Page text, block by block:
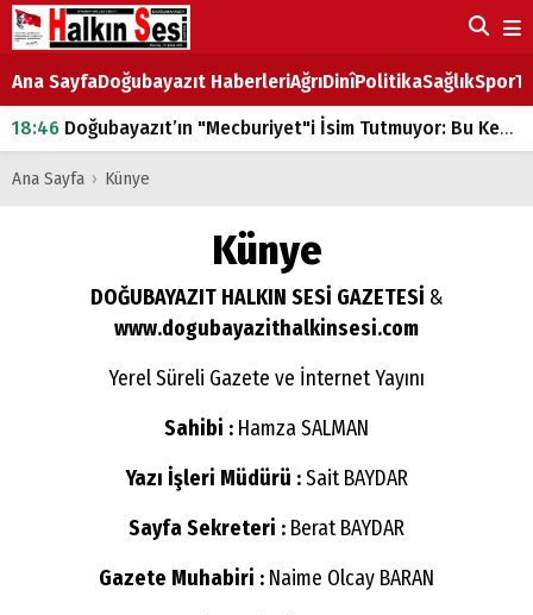
Ana SayfaDoğubayazıt HaberleriAğrıDinîPolitikaSağlıkSpor
18:46 Doğubayazıt’ın "Mecburiyet"i İsim Tutmuyor: Bu Kez de Mem u Zîn Oldu!
07:53Doğubayazıt’ta Ekmek Fiyatlarına Zam
DEVLET ve HÜKÜMET
ÇARŞI CADDESİ YAZ BOZ TAHTASI
Ana Sayfa › Künye
Künye
DOĞUBAYAZIT HALKIN SESİ GAZETESİ &
www.dogubayazithalkinsesi.com
Yerel Süreli Gazete ve İnternet Yayını
Sahibi : Hamza SALMAN
Yazı İşleri Müdürü :Sait BAYDAR
Sayfa Sekreteri : Berat BAYDAR
Gazete Muhabiri : Naime Olcay BARAN